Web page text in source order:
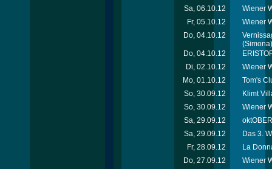
Sa, 06.10.12
Wiener
Fr, 05.10.12
Wiener
Do, 04.10.12
(Simona)
Do, 04.10.12
Di, 02.10.12
Wiener
Mo, 01.10.12
Tom's
So, 30.09.12
Klimt
So, 30.09.12
Wiener
Sa, 29.09.12
Sa, 29.09.12
Das 3.
Fr, 28.09.12
La
Do, 27.09.12
Wiener